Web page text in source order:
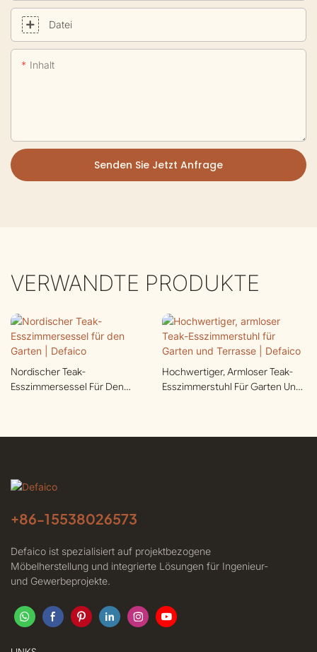
Datei
Inhalt
Senden Sie Jetzt Anfrage
VERWANDTE PRODUKTE
Nordischer Teak-
Esszimmersessel Für Den
Hochwertiger, Armloser Teak-
Esszimmerstuhl Für Garten Und
+86-15538026573
Defaico ist spezialisiert auf projektbezogene
Möbelherstellung und integrierte Lösungen für Ingenieur-
und Gewerbeprojekte.